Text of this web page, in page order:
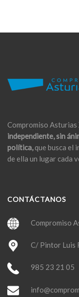
Compromiso Asturias
independiente, sin
política,que busca el
de ella un lugar cada
CONTÁCTANOS
Compromiso
C/ Pintor Luis
985 23 21 05